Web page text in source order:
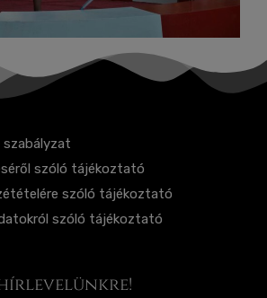
szabályzat
szóló tájékoztató
szóló tájékoztató
szóló tájékoztató